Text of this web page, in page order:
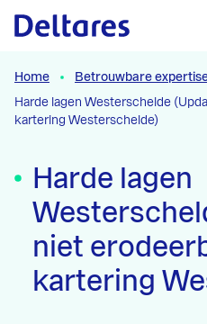
Naar hoofdcontent
Home Betrouwbare
Harde lagen Westerschelde
kartering Westerschelde)
Harde lagen
niet
kartering